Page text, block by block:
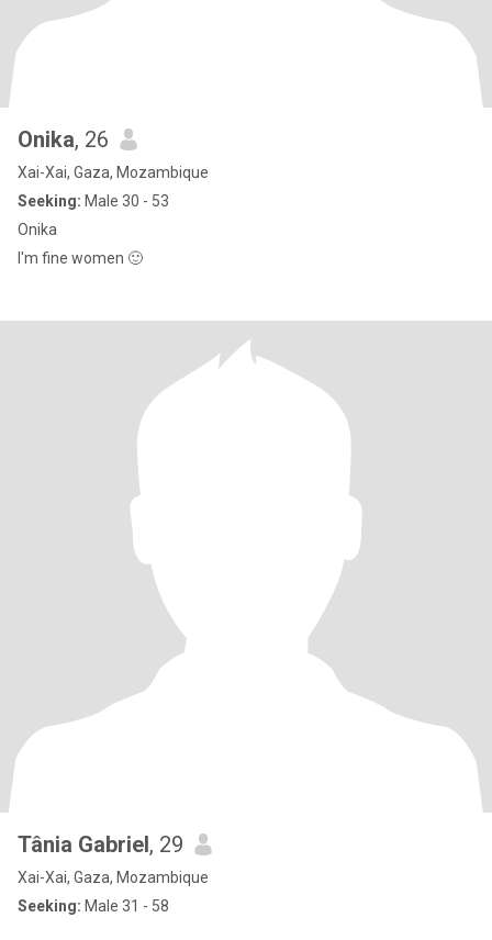
Onika, 26
Xai-Xai, Gaza, Mozambique
Seeking: Male 30 - 53
Onika
I'm fine women 🙂
Tânia Gabriel, 29
Xai-Xai, Gaza, Mozambique
Seeking: Male 31 - 58